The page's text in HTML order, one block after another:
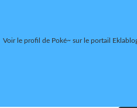
Voir le profil de Poké~sur le portail